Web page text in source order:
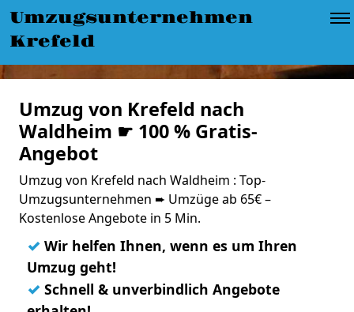
Umzugsunternehmen
Krefeld
Umzug von Krefeld nach
Waldheim ☛ 100 % Gratis-
Angebot
Umzug von Krefeld nach Waldheim : Top-
Umzugsunternehmen ➨ Umzüge ab 65€ –
Kostenlose Angebote in 5 Min.
✓ Wir helfen Ihnen, wenn es um Ihren
Umzug geht!
✓ Schnell & unverbindlich Angebote